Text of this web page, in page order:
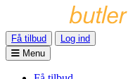
Få tilbud
Log ind
Menu